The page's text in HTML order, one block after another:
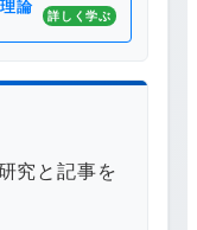
論
詳しく学ぶ
究と記事を